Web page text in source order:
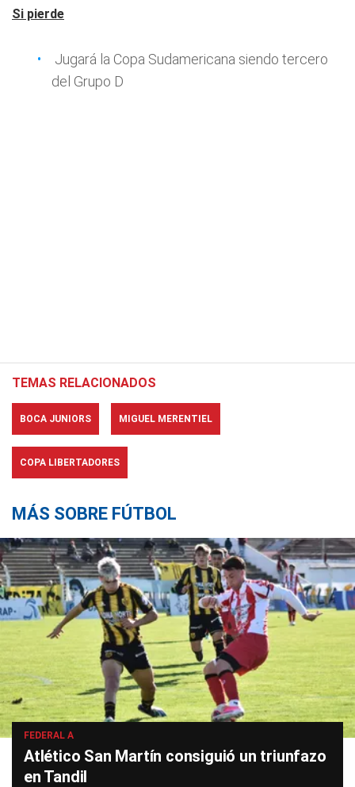
Si pierde
Jugará la Copa Sudamericana siendo tercero
del Grupo D
TEMAS RELACIONADOS
BOCA JUNIORS MIGUEL MERENTIEL
COPA LIBERTADORES
MÁS SOBRE FÚTBOL
FEDERAL A
Atlético San Martín consiguió un triunfazo
en Tandil